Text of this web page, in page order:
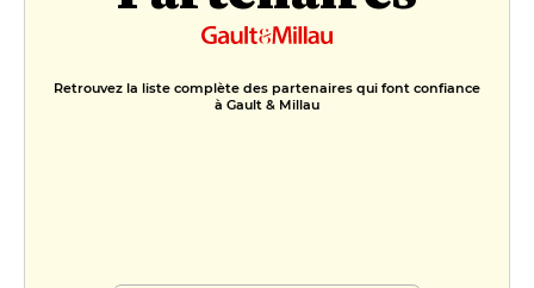
Retrouvez la liste complète des partenaires qui font confiance
à Gault & Millau